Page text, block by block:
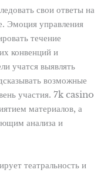
свои ответы на
Эмоция управления
течение
конвенций и
учатся выявлять
возможные
участия. 7k casino
материалов, а
анализа и
театральность и